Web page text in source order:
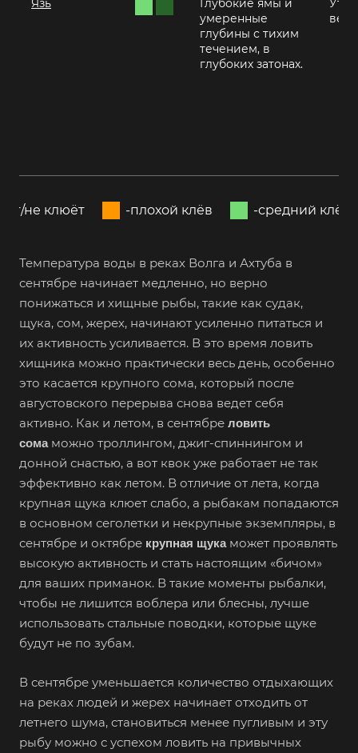
умеренные
глубины с тихим
течением, в
глубоких затонах.
не клюёт -плохой клёв -средний клёв
Температура воды в реках Волга и Ахтуба в
сентябре начинает медленно, но верно
понижаться и хищные рыбы, такие как судак,
щука, сом, жерех, начинают усиленно питаться и
их активность усиливается. В это время ловить
хищника можно практически весь день, особенно
это касается крупного сома, который после
августовского перерыва снова ведет себя
активно. Как и летом, в сентябре ловить
сомаможно троллингом, джиг-спиннингом и
донной снастью, а вот квок уже работает не так
эффективно как летом. В отличие от лета, когда
крупная щука клюет слабо, а рыбакам попадаются
в основном сеголетки и некрупные экземпляры, в
сентябре и октябре крупная щукаможет проявлять
высокую активность и стать настоящим «бичом»
для ваших приманок. В такие моменты рыбалки,
чтобы не лишится воблера или блесны, лучше
использовать стальные поводки, которые щуке
будут не по зубам.
В сентябре уменьшается количество отдыхающих
на реках людей и жерех начинает отходить от
летнего шума, становиться менее пугливым и эту
рыбу можно с успехом ловить на привычных